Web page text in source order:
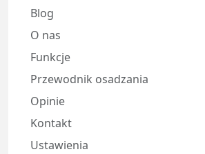
Blog
O nas
Funkcje
Przewodnik osadzania
Opinie
Kontakt
Ustawienia